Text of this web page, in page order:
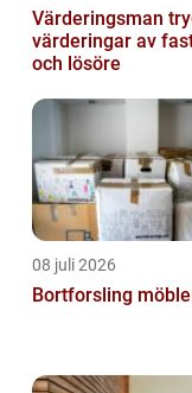
Värderingsman trygga
värderingar av
och lösöre
08 juli 2026
Bortforsling